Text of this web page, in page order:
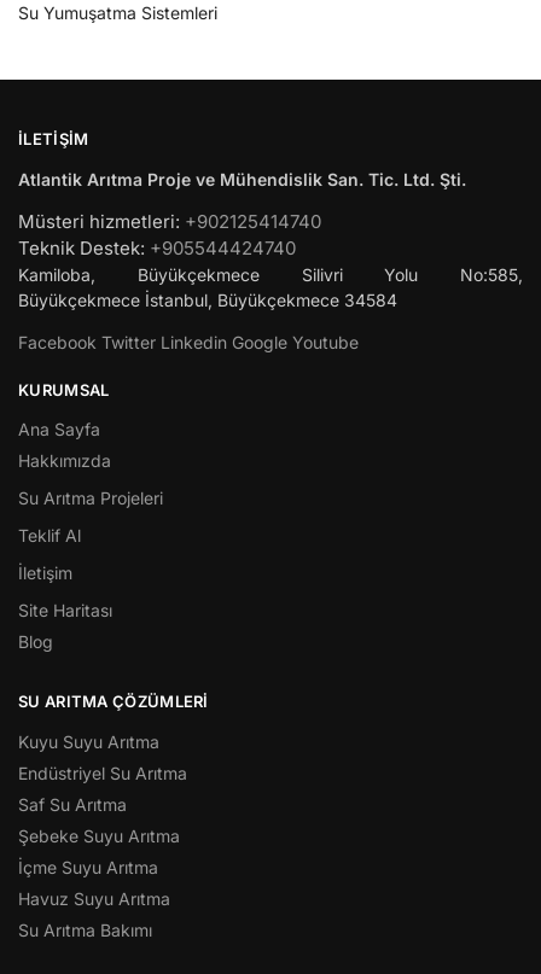
Su Yumuşatma Sistemleri
İLETIŞIM
Atlantik Arıtma Proje ve Mühendislik San. Tic. Ltd. Şti.
Müsteri hizmetleri: +902125414740
Teknik Destek: +905544424740
Kamiloba, Büyükçekmece Silivri Yolu No:585,
Büyükçekmece İstanbul, Büyükçekmece 34584
Facebook Twitter Linkedin Google Youtube
KURUMSAL
Ana Sayfa
Hakkımızda
Su Arıtma Projeleri
Teklif Al
İletişim
Site Haritası
Blog
SU ARITMA ÇÖZÜMLERI
Kuyu Suyu Arıtma
Endüstriyel Su Arıtma
Saf Su Arıtma
Şebeke Suyu Arıtma
İçme Suyu Arıtma
Havuz Suyu Arıtma
Su Arıtma Bakımı